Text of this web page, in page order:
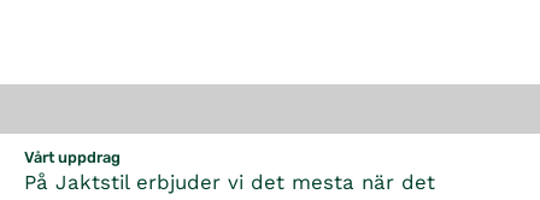
Vårt uppdrag
På Jaktstil erbjuder vi det mesta när det